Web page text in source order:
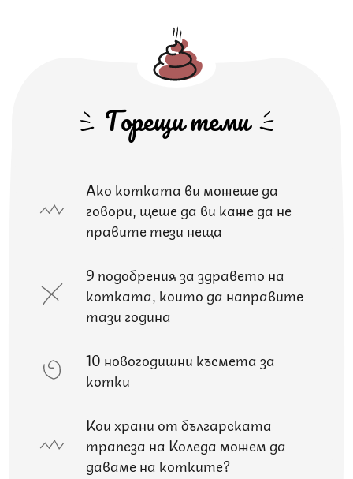
Горещи теми
Ако котката ви можеше да
говори, щеше да ви каже да не
правите тези неща
9 подобрения за здравето на
котката, които да направите
тази година
10 новогодишни късмета за
котки
Кои храни от българската
трапеза на Коледа можем да
даваме на котките?